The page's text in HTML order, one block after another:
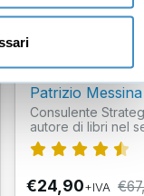
Patrizio Messina
Consulente
autore di libri nel
€24,90+IVA